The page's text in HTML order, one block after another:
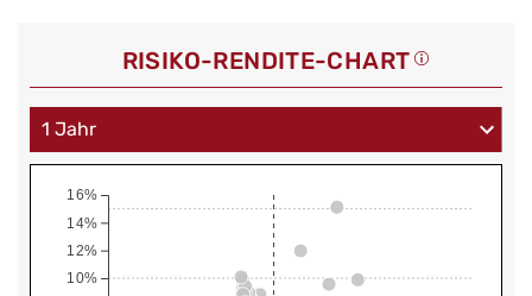
RISIKO-RENDITE-CHART
10%
12%
14%
16%